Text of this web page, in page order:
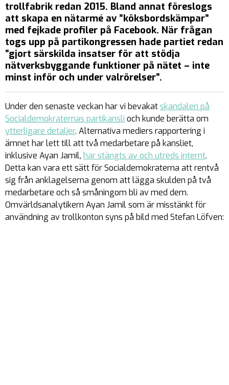
trollfabrik redan 2015. Bland annat föreslogs
att skapa en nätarmé av ”köksbordskämpar”
med fejkade profiler på Facebook. När frågan
togs upp på partikongressen hade partiet redan
”gjort särskilda insatser för att stödja
nätverksbyggande funktioner på nätet – inte
minst inför och under valrörelser”.
Under den senaste veckan har vi bevakatskandalen på
Socialdemokraternas partikansli och kunde berätta om
ytterligare detaljer. Alternativa mediers rapportering i
ämnet har lett till att två medarbetare på kansliet,
inklusive Ayan Jamil, har stängts av och utreds internt.
Detta kan vara ett sätt för Socialdemokraterna att rentvå
sig från anklagelserna genom att lägga skulden på två
medarbetare och så småningom bli av med dem.
Omvärldsanalytikern Ayan Jamil som är misstänkt för
användning av trollkonton syns på bild med Stefan Löfven: